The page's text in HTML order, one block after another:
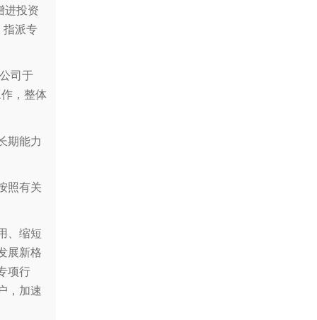
进投资
指派专
司于
，整体
期能力
照有关
、缩短
展新格
项行
，加速